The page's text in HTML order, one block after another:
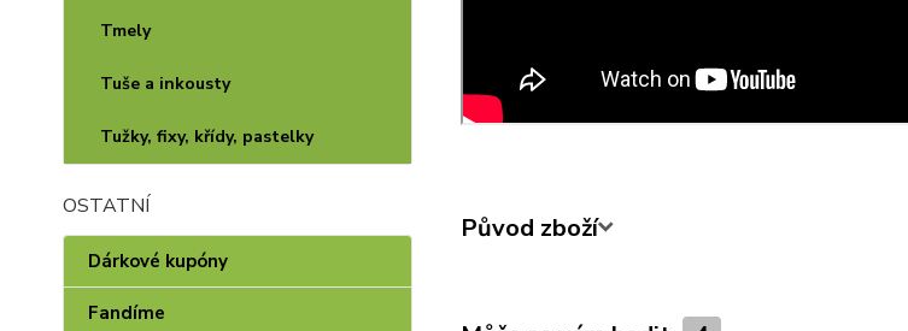
Tmely
Tuše a inkousty
Tužky, fixy, křídy, pastelky
OSTATNÍ
Dárkové kupóny
Fandíme
Původ zboží